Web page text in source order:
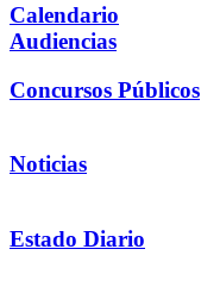
Calendario
Audiencias
Concursos Públicos
Noticias
Estado Diario